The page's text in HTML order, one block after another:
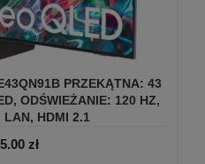
PRZEKĄTNA: 43
ODŚWIEŻANIE: 120 HZ,
HDMI 2.1
zł